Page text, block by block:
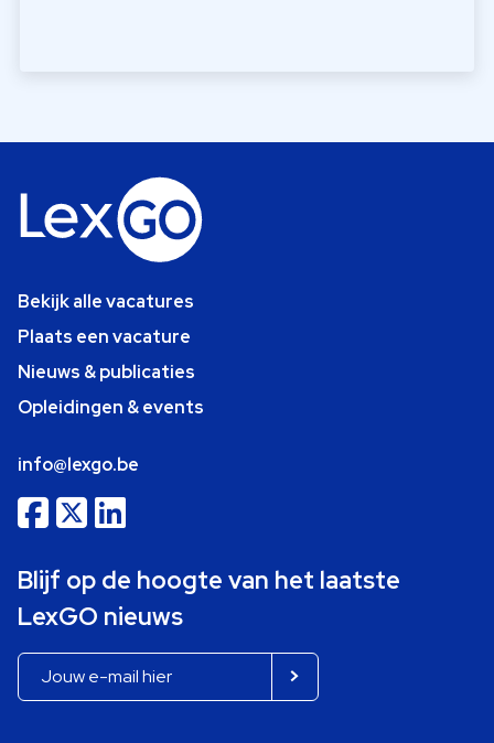
Bekijk alle vacatures
Plaats een vacature
Nieuws & publicaties
Opleidingen & events
info@lexgo.be
Blijf op de hoogte van het laatste
LexGO nieuws